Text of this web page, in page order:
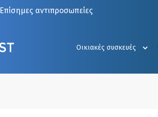
Επίσημες αντιπροσωπείες
Οικιακές συσκευές